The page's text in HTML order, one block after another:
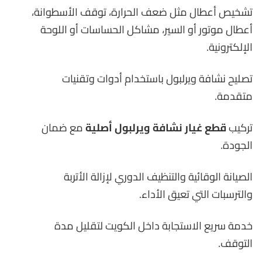
تشخيص أعطال مثل ضعف الحرارة، توقف الأسطوانة،
أعطال موتور أو السير، مشاكل الحساسات أو اللوحة
الإلكترونية.
تصليح نشافة ويرلبول باستخدام أدوات وتقنيات
متقدمة.
تركيبقطع غيار نشافة ويرلبول أصليةمع ضمان
الجودة.
الصيانة الوقائية والتنظيف الدوري لإزالة الأتربة
والترسبات التي تعيق الأداء.
خدمة سريع الاستجابة داخل الكويت لتقليل مدة
التوقف.